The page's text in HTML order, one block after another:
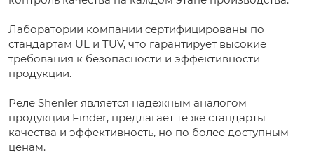
Лаборатории компании сертифицированы по
стандартам UL и TUV, что гарантирует высокие
требования к безопасности и эффективности
продукции.
Реле Shenler является надежным аналогом
продукции Finder, предлагает те же стандарты
качества и эффективность, но по более доступным
ценам.